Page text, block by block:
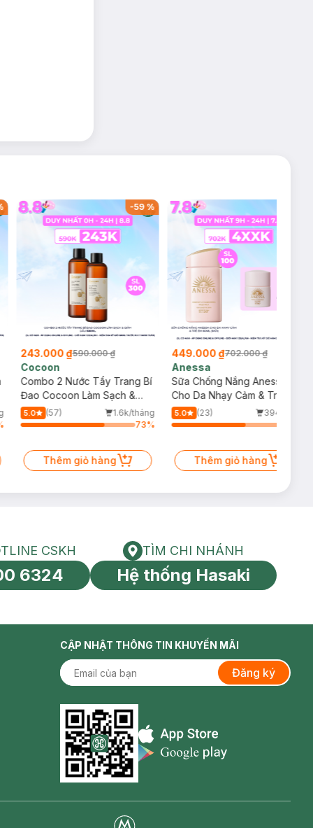
-59%
243.000 ₫590.000 ₫
Cocoon
Combo 2 Nước Tẩy Trang Bí
Đao Cocoon Làm Sạch &
Giảm Dầu 500ml
5.0 (57)
1.6k/tháng
73%
Thêm giỏ hàng
449.000 ₫702.000 ₫
Anessa
Sữa Chống Nắng Anessa
Cho Da Nhạy Cảm & Trẻ Em
60ml (Mới)
5.0 (23)
394/tháng
Thêm giỏ hàng
toàn cầu
HOTLINE CSKH
CSKH
6324
Tìm chi nhánh
TÌM CHI NHÁNH
Hệ thống Hasaki
CẬP NHẬT THÔNG TIN KHUYẾN MÃI
Đăng ký
Appstore icon